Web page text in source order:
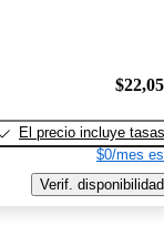
El precio incluye tasas
$0/mes
Verif. disponibilidad